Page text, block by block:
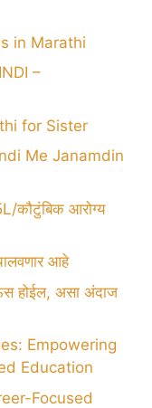
in Marathi
–
for Sister
Me Janamdin
5L/कौटुंबिक आरोग्य
आहे
होईल, असा अंदाज
Empowering
Education
Focused